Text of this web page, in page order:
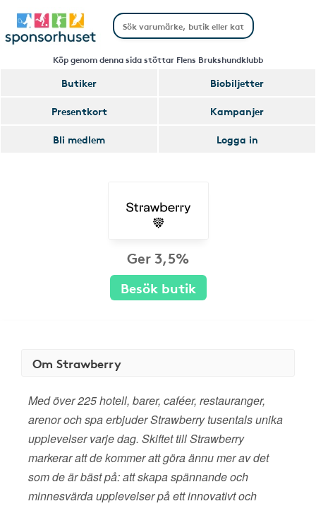
Köp genom denna sida stöttar Flens Brukshundklubb
Butiker
Biobiljetter
Presentkort
Kampanjer
Bli medlem
Logga in
Ger 3,5%
Besök butik
Om Strawberry
Med över 225 hotell, barer, caféer, restauranger,
arenor och spa erbjuder Strawberry tusentals unika
upplevelser varje dag. Skiftet till Strawberry
markerar att de kommer att göra ännu mer av det
som de är bäst på: att skapa spännande och
minnesvärda upplevelser på ett innovativt och